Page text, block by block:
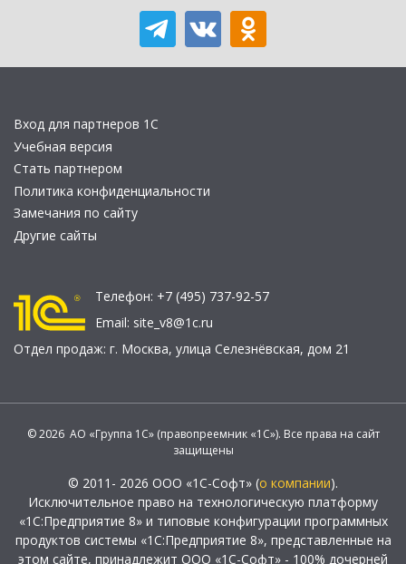
Вход для партнеров 1С
Учебная версия
Стать партнером
Политика конфиденциальности
Замечания по сайту
Другие сайты
Телефон: +7 (495) 737-92-57
Email: site_v8@1c.ru
Отдел продаж: г. Москва, улица Селезнёвская, дом 21
© 2026 АО «Группа 1С» (правопреемник «1С»). Все права на сайт
защищены
© 2011- 2026 ООО «1С-Софт» (о компании).
Исключительное право на технологическую платформу
«1С:Предприятие 8» и типовые конфигурации программных
продуктов системы «1С:Предприятие 8», представленные на
этом сайте, принадлежит ООО «1С-Софт» - 100% дочерней